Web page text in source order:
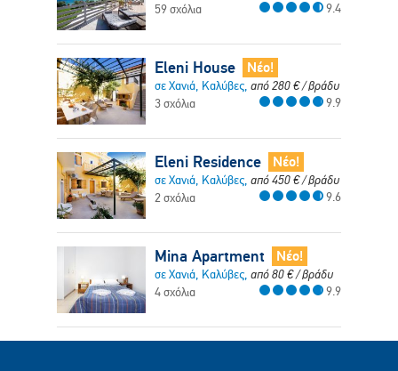
59 σχόλια
9.4
Eleni House Νέο!
σε Χανιά, Καλύβες, από280€/ βράδυ
3 σχόλια
9.9
Eleni Residence Νέο!
σε Χανιά, Καλύβες, από450€/ βράδυ
2 σχόλια
9.6
Mina Apartment Νέο!
σε Χανιά, Καλύβες, από80€/ βράδυ
4 σχόλια
9.9